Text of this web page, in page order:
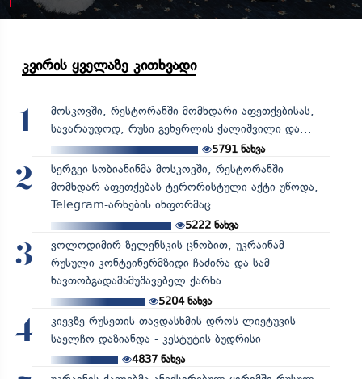
კვირის ყველაზე კითხვადი
1
მოსკოვში, რესტორანში მომხდარი აფეთქებისას,
სავარაუდოდ, რუსი გენერლის ქალიშვილი და...
5791 ნახვა
2
სერგეი სობიანინმა მოსკოვში, რესტორანში
მომხდარ აფეთქებას ტერორისტული აქტი უწოდა,
Telegram-არხების ინფორმაც...
5222ნახვა
3
ვოლოდიმირ ზელენსკის ცნობით, უკრაინამ
რუსული კონტეინერმზიდი ჩაძირა და სამ
ნავთობგადამამუშავებელ ქარხა...
5204ნახვა
4
კიევზე რუსეთის თავდასხმის დროს ლიეტუვის
საელჩო დაზიანდა - კესტუტის ბუდრისი
4837ნახვა